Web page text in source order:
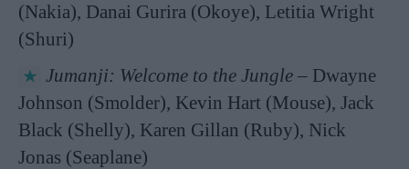
(Nakia), Danai Gurira (Okoye), Letitia Wright
(Shuri)
Jumanji: Welcome to the Jungle – Dwayne
Johnson (Smolder), Kevin Hart (Mouse), Jack
Black (Shelly), Karen Gillan (Ruby), Nick
Jonas (Seaplane)